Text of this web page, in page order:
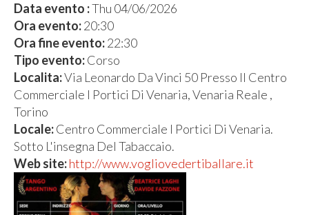
Data evento :Thu 04/06/2026
Ora evento:20:30
Ora fine evento:22:30
Tipo evento:Corso
Localita:Via Leonardo Da Vinci 50 Presso Il Centro
Commerciale I Portici Di Venaria, Venaria Reale ,
Torino
Locale:Centro Commerciale I Portici Di Venaria.
Sotto L'insegna Del Tabaccaio.
Web site:http://www.vogliovedertiballare.it